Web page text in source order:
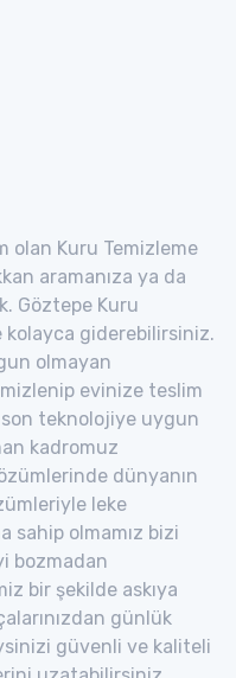
olan Kuru Temizleme
aramanıza ya da
Göztepe Kuru
kolayca giderebilirsiniz.
olmayan
evinize teslim
teknolojiye uygun
kadromuz
dünyanın
leke
sahip olmamız bizi
bozmadan
bir şekilde askıya
günlük
güvenli ve kaliteli